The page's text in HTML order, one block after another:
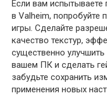
Если вам
в Valheim, попробуйте
игры. Сделайте
качество текстур,
существенно
вашем ПК и сделать
забудьте сохранить
применения новых